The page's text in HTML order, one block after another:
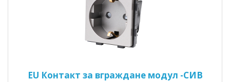
EU Контакт за вграждане модул -СИВ